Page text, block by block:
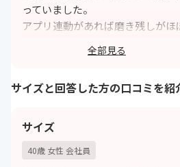
っていました。
アプリ連動があれば磨き残しがほ
入しています。
https://
全部見る
サイズと回答した方の口コミを紹
サイズ
40歳 女性 会社員